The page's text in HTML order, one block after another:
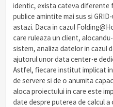
identic, exista cateva diferente
publice amintite mai sus si
astazi. Daca in cazul
care ruleaza un client,
sistem, analiza datelor in cazul
ajutorul unor data center-e
Astfel, fiecare institut implicat
de servere si de o anumita
aloca proiectului in care este
date despre puterea de calcul a